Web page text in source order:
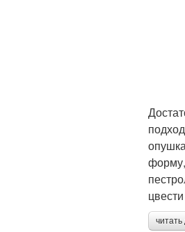
форму,